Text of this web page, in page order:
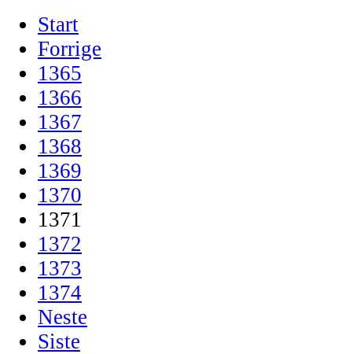
Start
Forrige
1365
1366
1367
1368
1369
1370
1371
1372
1373
1374
Neste
Siste